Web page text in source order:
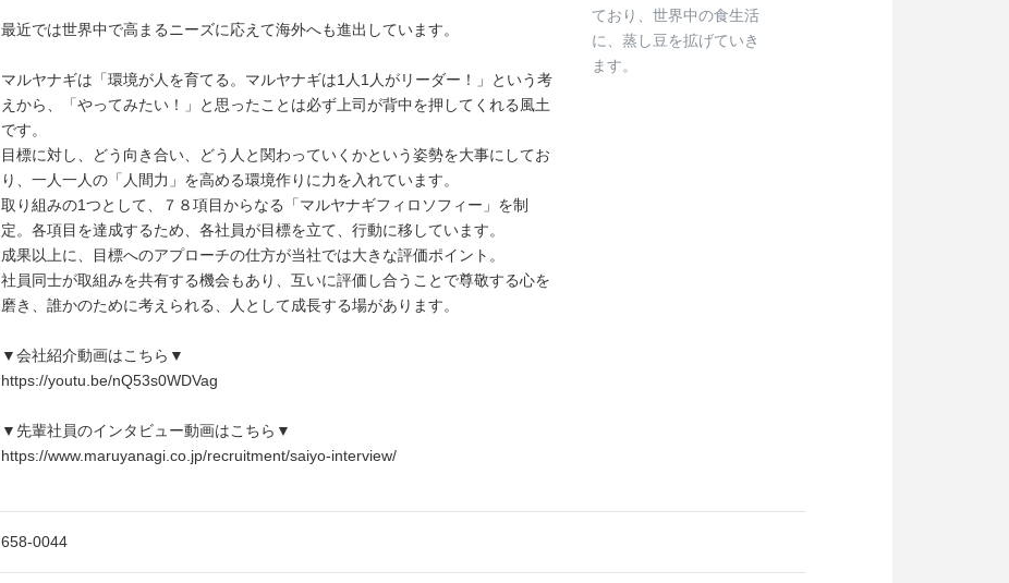
最近では世界中で高まるニーズに応えて海外へも進出しています。
マルヤナギは「環境が人を育てる。マルヤナギは1人1人がリーダー！」という考
えから、「やってみたい！」と思ったことは必ず上司が背中を押してくれる風土
です。
目標に対し、どう向き合い、どう人と関わっていくかという姿勢を大事にしてお
り、一人一人の「人間力」を高める環境作りに力を入れています。
取り組みの1つとして、７８項目からなる「マルヤナギフィロソフィー」を制
定。各項目を達成するため、各社員が目標を立て、行動に移しています。
成果以上に、目標へのアプローチの仕方が当社では大きな評価ポイント。
社員同士が取組みを共有する機会もあり、互いに評価し合うことで尊敬する心を
磨き、誰かのために考えられる、人として成長する場があります。
▼会社紹介動画はこちら▼
https://youtu.be/nQ53s0WDVag
▼先輩社員のインタビュー動画はこちら▼
https://www.maruyanagi.co.jp/recruitment/saiyo-interview/
ており、世界中の食生活
に、蒸し豆を拡げていき
ます。
658-0044